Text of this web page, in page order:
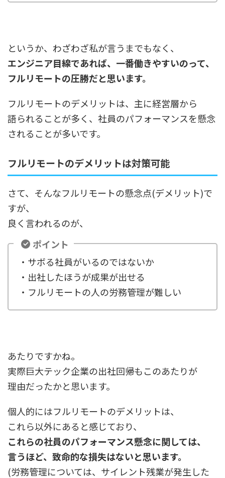
というか、わざわざ私が言うまでもなく、
エンジニア目線であれば、一番働きやすいのって、
フルリモートの圧勝だと思います。
フルリモートのデメリットは、主に経営層から
語られることが多く、社員のパフォーマンスを懸念
されることが多いです。
フルリモートのデメリットは対策可能
さて、そんなフルリモートの懸念点(デメリット)で
すが、
良く言われるのが、
ポイント
・サボる社員がいるのではないか
・出社したほうが成果が出せる
・フルリモートの人の労務管理が難しい
あたりですかね。
実際巨大テック企業の出社回帰もこのあたりが
理由だったかと思います。
個人的にはフルリモートのデメリットは、
これら以外にあると感じており、
これらの社員のパフォーマンス懸念に関しては、
言うほど、致命的な損失はないと思います。
(労務管理については、サイレント残業が発生した